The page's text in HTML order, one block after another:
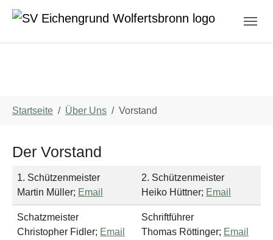
Sie sind hier:
Startseite Über Uns Vorstand
Der Vorstand
1. Schützenmeister
Martin Müller; Email
2. Schützenmeister
Heiko Hüttner; Email
Schatzmeister
Christopher Fidler; Email
Schriftführer
Thomas Röttinger; Email